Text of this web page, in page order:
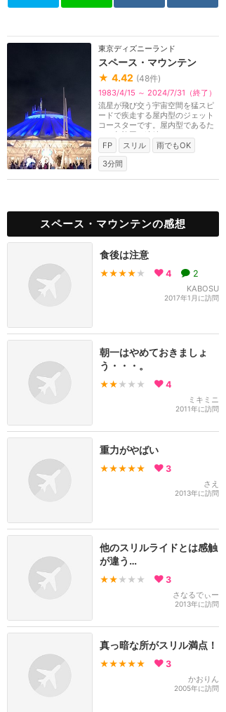
東京ディズニーランド
スペース・マウンテン
★ 4.42 (48件)
1983/4/15 ～ 2024/7/31（終了）
流星が飛び交う宇宙空間を猛スピ
ードで疾走する屋内型のジェット
コースターです。屋内型であるた
め、急旋回の連続...
FP
スリル
雨でもOK
3分間
スペース・マウンテンの感想
食後は注意
★★★★ ★ 4 2
KABOSU
2017年1月に訪問
朝一はやめておきましょ
う・・・。
★★ ★★★ 4
ミキミニ
2011年に訪問
重力がやばい
★★★★★ 3
さえ
2013年に訪問
他のスリルライドとは感触
が違う…
★★ ★★★ 3
さなるでぃー
2013年に訪問
真っ暗な所がスリル満点！
★★★★★ 3
かおりん
2005年に訪問